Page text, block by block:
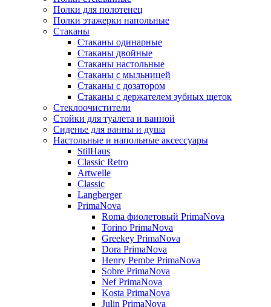
Полки для полотенец
Полки этажерки напольные
Стаканы
Стаканы одинарные
Стаканы двойные
Стаканы настольные
Стаканы с мыльницей
Стаканы с дозатором
Стаканы с держателем зубных щеток
Стеклоочистители
Стойки для туалета и ванной
Сиденье для ванны и душа
Настольные и напольные аксессуары
StilHaus
Classic Retro
Artwelle
Classic
Langberger
PrimaNova
Roma фиолетовый PrimaNova
Torino PrimaNova
Greekey PrimaNova
Dora PrimaNova
Henry Pembe PrimaNova
Sobre PrimaNova
Nef PrimaNova
Kosta PrimaNova
Julin PrimaNova